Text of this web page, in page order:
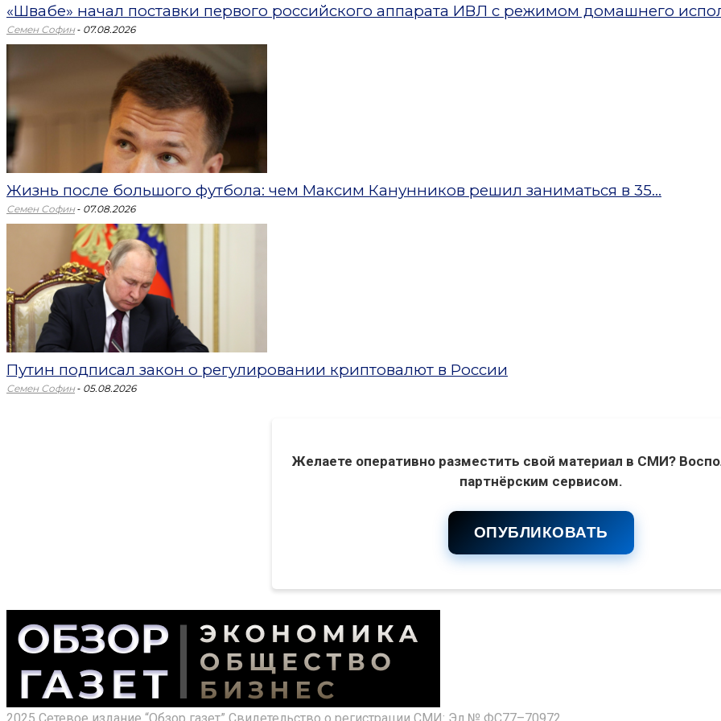
«Швабе» начал поставки первого российского аппарата ИВЛ с режимом домашнего
Семен Софин - 07.08.2026
Жизнь после большого футбола: чем Максим Канунников решил заниматься в 35...
Семен Софин - 07.08.2026
Путин подписал закон о регулировании криптовалют в России
Семен Софин - 05.08.2026
Желаете оперативно разместить свой материал в СМИ?
партнёрским сервисом.
ОПУБЛИКОВАТЬ